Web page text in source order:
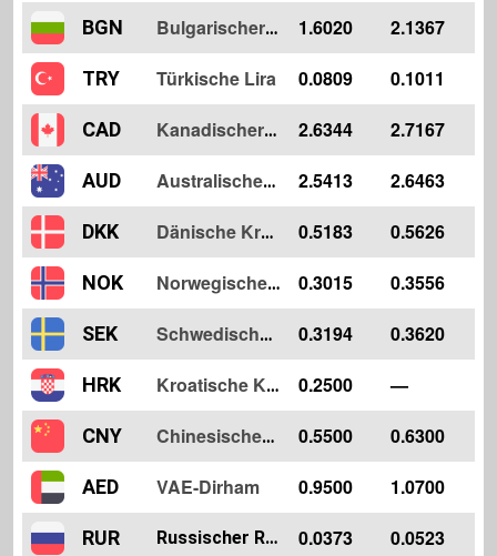
BGN Bulgarischer Lew 1.6020 2.1367
TRY Türkische Lira 0.0809 0.1011
CAD Kanadischer Dollar 2.6344 2.7167
AUD Australischer Dollar 2.5413 2.6463
DKK Dänische Krone 0.5183 0.5626
NOK Norwegische Krone 0.3015 0.3556
SEK Schwedische Krone 0.3194 0.3620
HRK Kroatische Kuna 0.2500 —
CNY Chinesischer Yuan 0.5500 0.6300
AED VAE-Dirham 0.9500 1.0700
RUR Russischer Rubel 0.0373 0.0523